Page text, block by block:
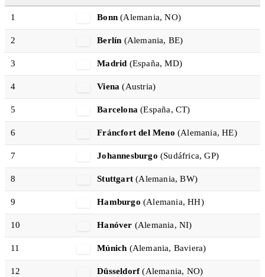
1 Bonn (Alemania, NO)
2 Berlín (Alemania, BE)
3 Madrid (España, MD)
4 Viena (Austria)
5 Barcelona (España, CT)
6 Fráncfort del Meno (Alemania, HE)
7 Johannesburgo (Sudáfrica, GP)
8 Stuttgart (Alemania, BW)
9 Hamburgo (Alemania, HH)
10 Hanóver (Alemania, NI)
11 Múnich (Alemania, Baviera)
12 Düsseldorf(Alemania, NO)